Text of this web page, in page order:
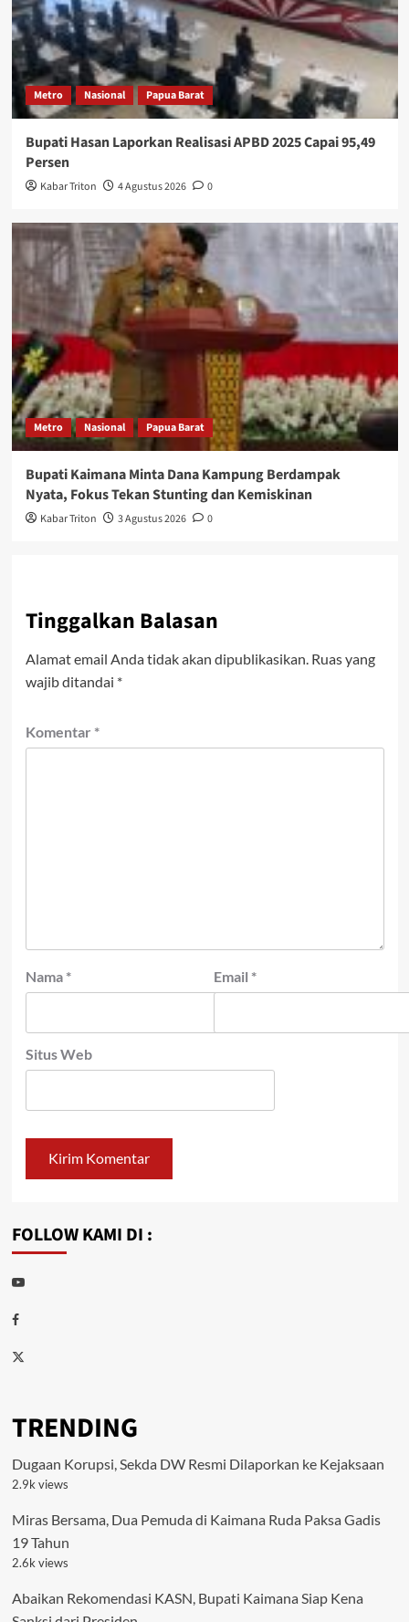
Metro Nasional Papua Barat
Bupati Hasan Laporkan Realisasi APBD 2025 Capai 95,49
Persen
Kabar Triton 4 Agustus 2026 0
Metro Nasional Papua Barat
Bupati Kaimana Minta Dana Kampung Berdampak
Nyata, Fokus Tekan Stunting dan Kemiskinan
Kabar Triton 3 Agustus 2026 0
Tinggalkan Balasan
Alamat email Anda tidak akan dipublikasikan. Ruas yang
wajib ditandai *
Komentar *
Nama * Email *
Situs Web
FOLLOW KAMI DI :
Youtube
Facebook
Twitter
TRENDING
Dugaan Korupsi, Sekda DW Resmi Dilaporkan ke Kejaksaan
2.9k views
Miras Bersama, Dua Pemuda di Kaimana Ruda Paksa Gadis
19 Tahun
2.6k views
Abaikan Rekomendasi KASN, Bupati Kaimana Siap Kena